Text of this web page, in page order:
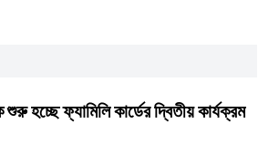
হচ্ছে ফ্যামিলি কার্ডের দ্বিতীয় কার্যক্রম